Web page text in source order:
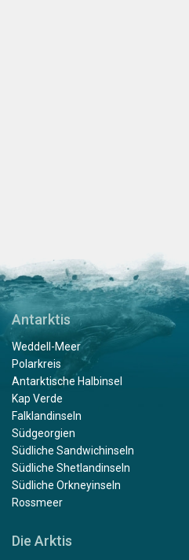
Antarktis
Weddell-Meer
Polarkreis
Antarktische Halbinsel
Kap Verde
Falklandinseln
Südgeorgien
Südliche Sandwichinseln
Südliche Shetlandinseln
Südliche Orkneyinseln
Rossmeer
Die Arktis